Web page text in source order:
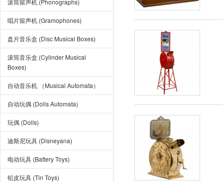
滚筒留声机 (Phonographs)
唱片留声机 (Gramophones)
盘片音乐盒 (Disc Musical Boxes)
滚筒音乐盒 (Cylinder Musical
Boxes)
自动音乐机 （Musical Automata）
自动玩偶 (Dolls Automata)
玩偶 (Dolls)
迪斯尼玩具 (Disneyana)
电动玩具 (Battery Toys)
铅皮玩具 (Tin Toys)